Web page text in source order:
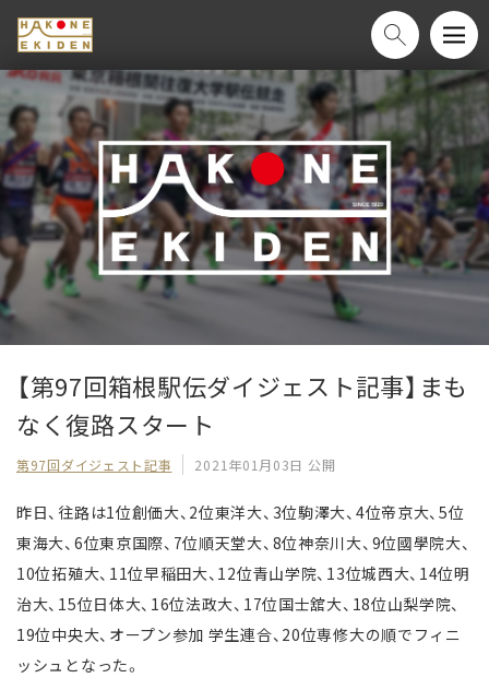
【第97回箱根駅伝ダイジェスト記事】まも
なく復路スタート
第97回ダイジェスト記事 2021年01月03日 公開
昨日、往路は1位創価大、2位東洋大、3位駒澤大、4位帝京大、5位
東海大、6位東京国際、7位順天堂大、8位神奈川大、9位國學院大、
10位拓殖大、11位早稲田大、12位青山学院、13位城西大、14位明
治大、15位日体大、16位法政大、17位国士舘大、18位山梨学院、
19位中央大、オープン参加 学生連合、20位専修大の順でフィニ
ッシュとなった。